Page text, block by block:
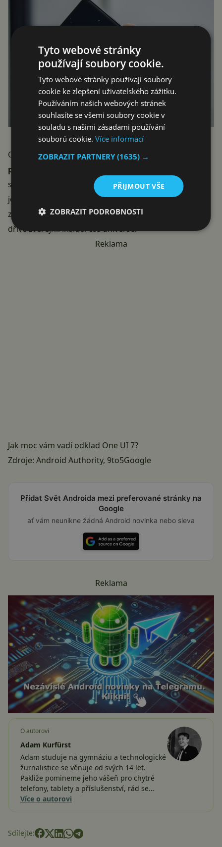
One UI 7 má podle mnohých informátorů
představovat revoluci
se prý dočkáme i spousty zajímavých vychytávek, jako
je třeba
nová ovládací oblastve spodní části
zamykací obrazovky. Vcelku obsáhlý
dříve zveřejnil insider Ice universe.
Reklama
Jak moc vám vadí odklad One UI 7?
Zdroje: Android Authority, 9to5Google
Přidat Svět Androida mezi preferované stránky na
Google
ať vám neunikne žádná Android novinka nebo sleva
Reklama
O autorovi
Adam Kurfürst
Adam studuje na gymnáziu a technologické
žurnalistice se věnuje od svých 14 let.
Pakliže pomineme jeho vášeň pro chytré
telefony, tablety a příslušenství, rád se…
Více o autorovi
Sdílejte:
Tyto webové stránky
používají soubory cookie.
Tyto webové stránky používají soubory
cookie ke zlepšení uživatelského zážitku.
Používáním našich webových stránek
souhlasíte se všemi soubory cookie v
souladu s našimi zásadami používání
souborů cookie.Více informací
ZOBRAZIT PARTNERY(1635) →
PŘIJMOUT VŠE
ZOBRAZIT PODROBNOSTI